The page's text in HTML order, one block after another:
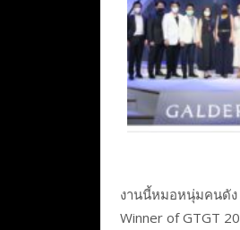
งานนี้หมอหนุ่มคนดัง
Winner of GTGT